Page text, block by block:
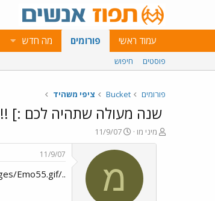
עמוד ראשי פורומים מה חדש
פוסטים חיפוש
פורומים Bucket ציפי משהיד
שנה מעולה שתהיה לכם :]
פ
ו
מיני מו
פ
ו
ר
ם
ב
11/9/07
מ
11/9/07
../images/Emo55.gif שנה מעולה שתהיה לכם :] !!!!!!